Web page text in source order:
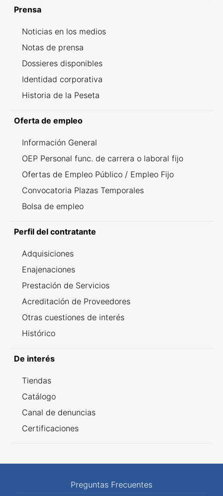
Prensa
Noticias en los medios
Notas de prensa
Dossieres disponibles
Identidad corporativa
Historia de la Peseta
Oferta de empleo
Información General
OEP Personal func. de carrera o laboral fijo
Ofertas de Empleo Público / Empleo Fijo
Convocatoria Plazas Temporales
Bolsa de empleo
Perfil del contratante
Adquisiciones
Enajenaciones
Prestación de Servicios
Acreditación de Proveedores
Otras cuestiones de interés
Histórico
De interés
Tiendas
Catálogo
Canal de denuncias
Certificaciones
Preguntas Frecuentes